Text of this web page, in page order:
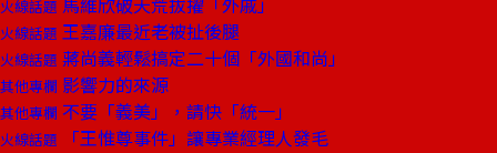
火線話題
火線話題 王嘉廉最近老被扯後腿
火線話題 蔣尚義輕鬆搞定二十個「外國和尚」
其他專欄 影響力的來源
其他專欄 不要「義美」，請快「統一」
火線話題 「王惟尊事件」讓專業經理人發毛